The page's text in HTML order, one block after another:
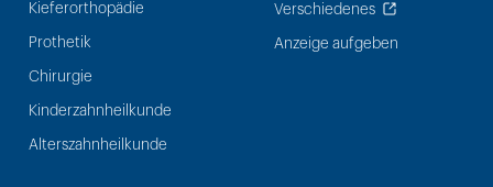
Kieferorthopädie
Prothetik
Chirurgie
Kinderzahnheilkunde
Alterszahnheilkunde
Verschiedenes
Anzeige aufgeben